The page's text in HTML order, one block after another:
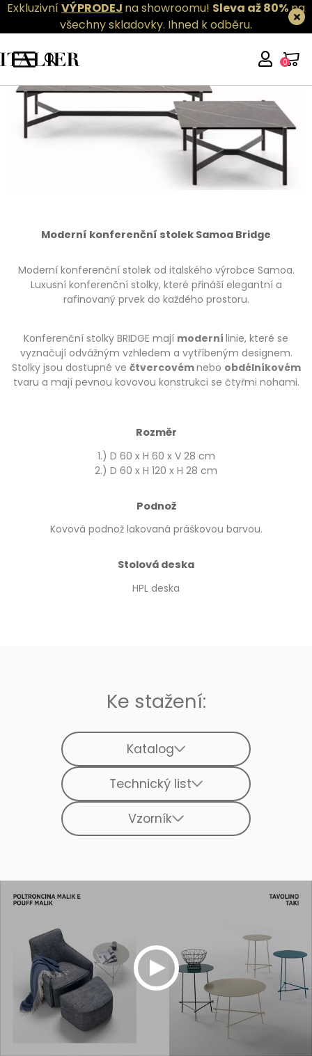
ExkluzivníVÝPRODEJ na showroomu! Sleva až 80%na
všechny skladovky. Ihned k odběru.
0
Moderní konferenční stolek Samoa Bridge
Moderní konferenční stolek od italského výrobce Samoa.
Luxusní konferenční stolky, které přináší elegantní a
rafinovaný prvek do každého prostoru.
Konferenční stolky BRIDGE mají moderní linie, které se
vyznačují odvážným vzhledem a vytříbeným designem.
Stolky jsou dostupné ve čtvercovémnebo obdélníkovém
tvaru a mají pevnou kovovou konstrukci se čtyřmi nohami.
Rozměr
1.) D 60 x H 60 x V 28 cm
2.) D 60 x H 120 x H 28 cm
Podnož
Kovová podnož lakovaná práškovou barvou.
Stolová deska
HPL deska
Ke stažení:
Katalog
Technický list
Vzorník